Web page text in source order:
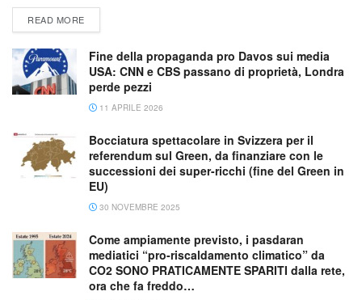
READ MORE
Fine della propaganda pro Davos sui media
USA: CNN e CBS passano di proprietà, Londra
perde pezzi
11 APRILE 2026
Bocciatura spettacolare in Svizzera per il
referendum sul Green, da finanziare con le
successioni dei super-ricchi (fine del Green in
EU)
30 NOVEMBRE 2025
Come ampiamente previsto, i pasdaran
mediatici “pro-riscaldamento climatico” da
CO2 SONO PRATICAMENTE SPARITI dalla rete,
ora che fa freddo…